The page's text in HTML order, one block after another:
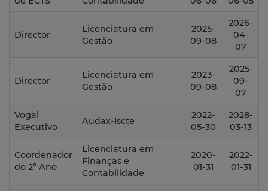
Director
Licenciatura em
Gestão
2025-
09-08
2026-
04-
07
Director
Licenciatura em
Gestão
2023-
09-08
2025-
09-
07
Vogal
Executivo
Audax-Iscte
2022-
05-30
2028-
03-13
Coordenador
do 2º Ano
Licenciatura em
Finanças e
Contabilidade
2020-
01-31
2022-
01-31